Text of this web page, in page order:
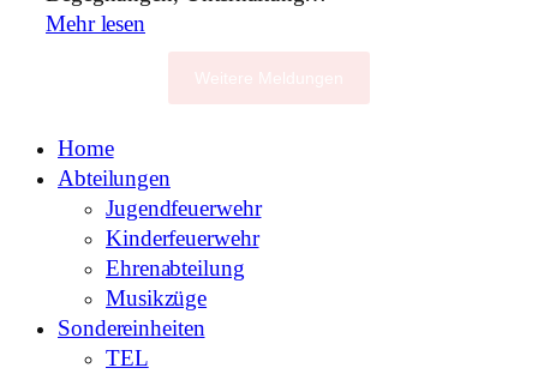
Mehr lesen
Home
Abteilungen
Jugendfeuerwehr
Kinderfeuerwehr
Ehrenabteilung
Musikzüge
Sondereinheiten
TEL